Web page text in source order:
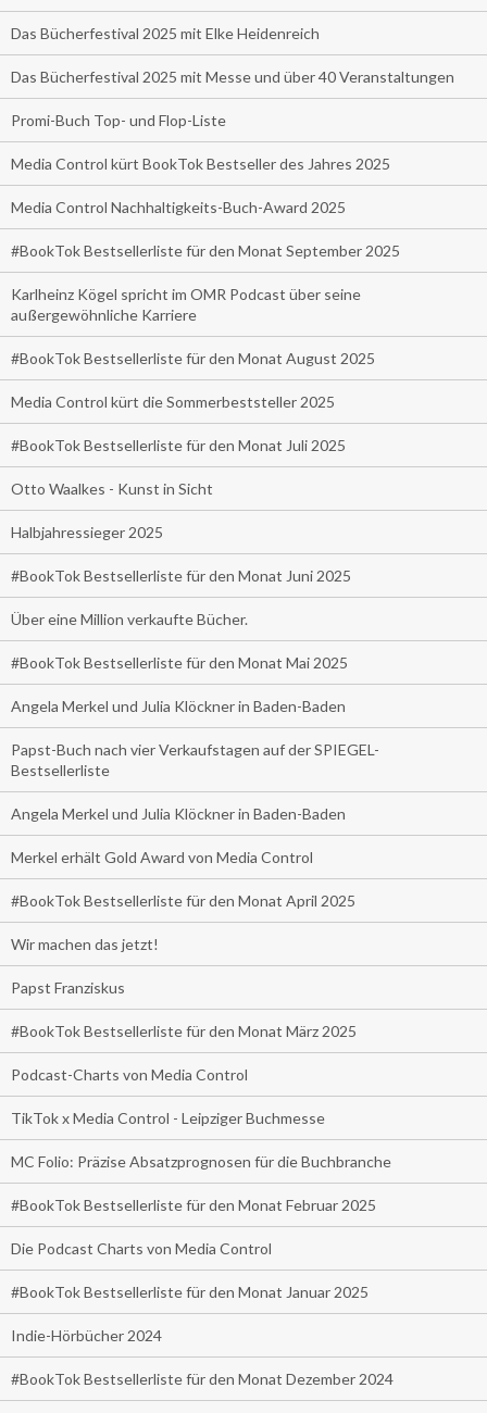
Das Bücherfestival 2025 mit Elke Heidenreich
Das Bücherfestival 2025 mit Messe und über 40 Veranstaltungen
Promi-Buch Top- und Flop-Liste
Media Control kürt BookTok Bestseller des Jahres 2025
Media Control Nachhaltigkeits-Buch-Award 2025
#BookTok Bestsellerliste für den Monat September 2025
Karlheinz Kögel spricht im OMR Podcast über seine
außergewöhnliche Karriere
#BookTok Bestsellerliste für den Monat August 2025
Media Control kürt die Sommerbeststeller 2025
#BookTok Bestsellerliste für den Monat Juli 2025
Otto Waalkes - Kunst in Sicht
Halbjahressieger 2025
#BookTok Bestsellerliste für den Monat Juni 2025
Über eine Million verkaufte Bücher.
#BookTok Bestsellerliste für den Monat Mai 2025
Angela Merkel und Julia Klöckner in Baden-Baden
Papst-Buch nach vier Verkaufstagen auf der SPIEGEL-
Bestsellerliste
Angela Merkel und Julia Klöckner in Baden-Baden
Merkel erhält Gold Award von Media Control
#BookTok Bestsellerliste für den Monat April 2025
Wir machen das jetzt!
Papst Franziskus
#BookTok Bestsellerliste für den Monat März 2025
Podcast-Charts von Media Control
TikTok x Media Control - Leipziger Buchmesse
MC Folio: Präzise Absatzprognosen für die Buchbranche
#BookTok Bestsellerliste für den Monat Februar 2025
Die Podcast Charts von Media Control
#BookTok Bestsellerliste für den Monat Januar 2025
Indie-Hörbücher 2024
#BookTok Bestsellerliste für den Monat Dezember 2024